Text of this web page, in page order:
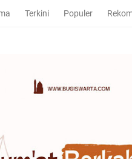
Terkini Populer